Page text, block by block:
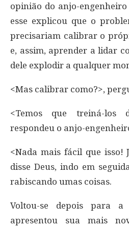
opinião do anjo-
esse explicou que o
precisariam calibrar o
e, assim, aprender a lidar
dele explodir a qualquer
<Mas calibrar como?>,
<Temos que treiná-los
respondeu o anjo-
<Nada mais fácil que isso!
disse Deus, indo em
rabiscando umas coisas.
Voltou-se depois para
apresentou sua mais